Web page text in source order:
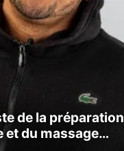
de la préparation
et du massage